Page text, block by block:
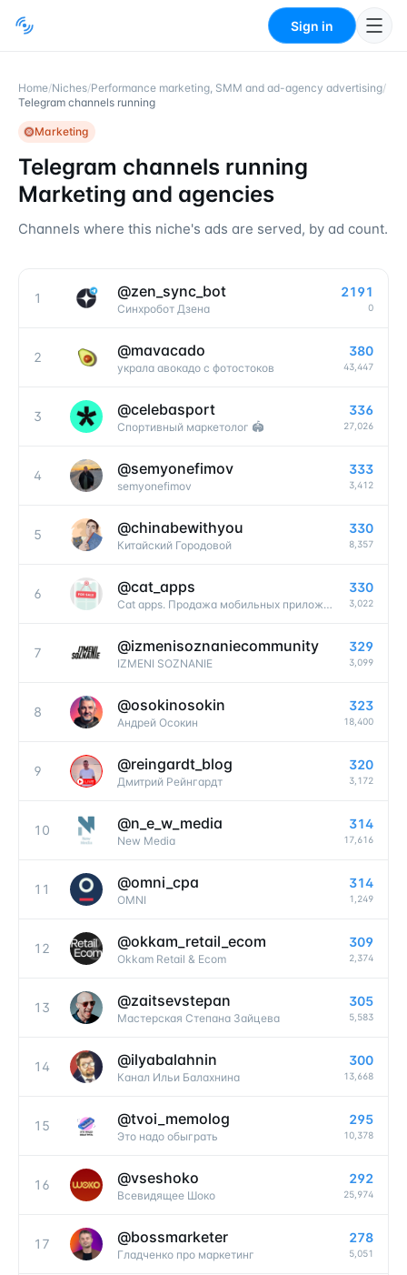
Sign in
Home/Niches/Performance marketing, SMM and ad-agency advertising/
Telegram channels running
Marketing
Telegram channels running
Marketing and agencies
Channels where this niche's ads are served, by ad count.
1 @zen_sync_bot
Синхробот Дзена
2191
0
2 @mavacado
украла авокадо с фотостоков
380
43,447
3 @celebasport
Спортивный маркетолог 🏟️
336
27,026
4 @semyonefimov
semyonefimov
333
3,412
5 @chinabewithyou
Китайский Городовой
330
8,357
6 @cat_apps
Сat apps. Продажа мобильных приложений
330
3,022
7 @izmenisoznaniecommunity
IZMENI SOZNANIE
329
3,099
8 @osokinosokin
Андрей Осокин
323
18,400
9 @reingardt_blog
Дмитрий Рейнгардт
320
3,172
10 @n_e_w_media
New Media
314
17,616
11 @omni_cpa
OMNI
314
1,249
12 @okkam_retail_ecom
Okkam Retail & Ecom
309
2,374
13 @zaitsevstepan
Мастерская Степана Зайцева
305
5,583
14 @ilyabalahnin
Канал Ильи Балахнина
300
13,668
15 @tvoi_memolog
Это надо обыграть
295
10,378
16 @vseshoko
Всевидящее Шоко
292
25,974
17 @bossmarketer
Гладченко про маркетинг
278
5,051